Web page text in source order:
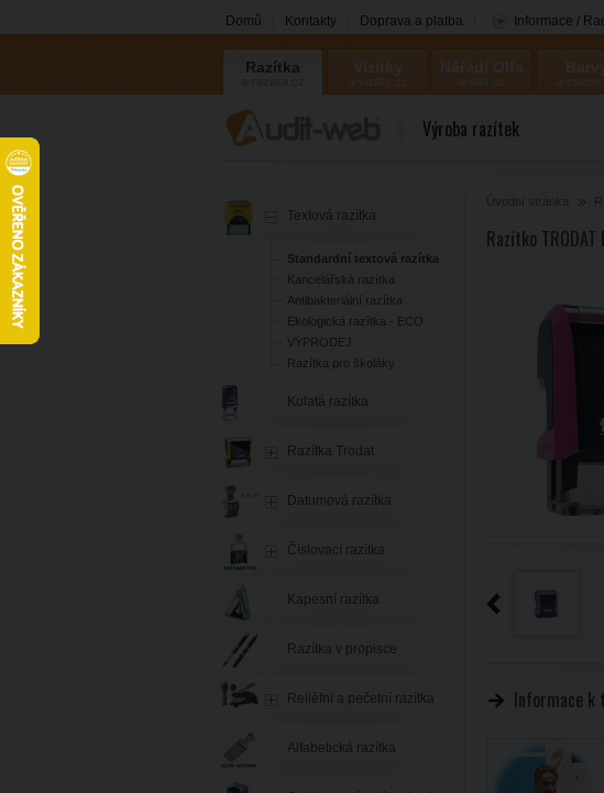
Domů Kontakty Doprava a platba Informace /
Razítka
Výroba razítek
Razítko
Informace k
Textová razítka
Standardní textová razítka
Kancelářská razítka
Antibakteriální razítka
Ekologická razítka - ECO
VÝPRODEJ
Razítka pro školáky
Kulatá razítka
Razítka Trodat
Datumová razítka
Číslovací razítka
Kapesní razítka
Razítka v propisce
Reliéfní a pečetní razítka
Alfabetická razítka